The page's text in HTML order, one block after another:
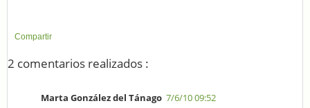
Compartir
2 comentarios realizados :
Marta González del Tánago 7/6/10 09:52